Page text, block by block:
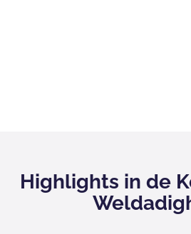
Highlights in de